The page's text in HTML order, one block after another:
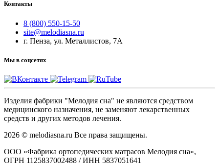
Контакты
8 (800) 550-15-50
site@melodiasna.ru
г. Пенза, ул. Металлистов, 7А
Мы в соцсетях
Изделия фабрики "Мелодия сна" не являются средством
медицинского назначения, не заменяют лекарственных
средств и других методов лечения.
2026 © melodiasna.ru Все права защищены.
ООО «Фабрика ортопедических матрасов Мелодия сна»,
ОГРН 1125837002488 / ИНН 5837051641